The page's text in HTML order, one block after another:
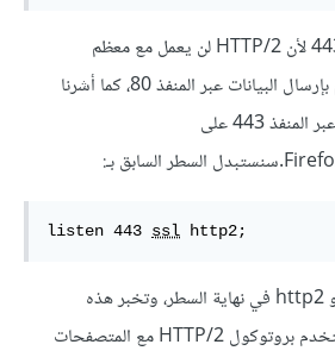
سنقوم بتغيير المنفذ إلى 443 لأن HTTP/2 لن يعمل مع معظم
المستخدمين إذا بقي يقوم بإرسال البيانات عبر المنفذ 80، كما أشرنا
سابقًا إلى أنه مدعوم فقط عبر المنفذ 443 على
listen 443 ssl http2;
و http2 في نهاية السطر، وتخبر هذه
المتغيّرات Nginx بأن يستخدم بروتوكول HTTP/2 مع المتصفحات